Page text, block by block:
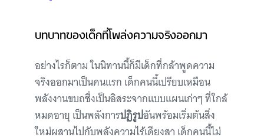
บทบาทของเด็กที่โพล่งความจริงออกมา
อย่างไรก็ตาม ในนิทานนี้ก็มีเด็กที่กล้าพูดความ
จริงออกมาเป็นคนแรก เด็กคนนี้เปรียบเหมือน
พลังงานขบถซึ่งเป็นอิสระจากแบบแผนเก่าๆ ที่ใกล้
หมดอายุ เป็นพลังการปฏิรูปอันพร้อมเริ่มต้นสิ่ง
ใหม่ผสานไปกับพลังความไร้เดียงสา เด็กคนนี้ไม่